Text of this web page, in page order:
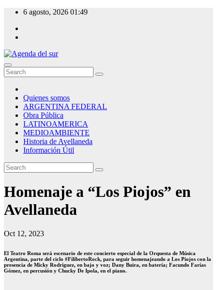
Skip
content
6 agosto, 2026 01:49
Agenda del sur
Quienes somos
ARGENTINA FEDERAL
Obra Pública
LATINOAMERICA
MEDIOAMBIENTE
Historia de Avellaneda
Información Útil
Homenaje a “Los Piojos” en
Avellaneda
Oct 12, 2023
El Teatro Roma será escenario de este concierto especial de la Orquesta de Música
Argentina, parte del ciclo #FilibertoRock, para seguir homenajeando a Los Piojos con la
presencia de Micky Rodríguez, en bajo y voz; Dany Buira, en batería; Facundo Farías
Gómez, en percusión y Chucky De Ipola, en el piano.